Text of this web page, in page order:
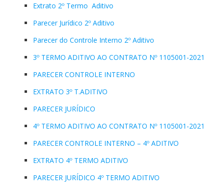
Extrato 2º Termo Aditivo
Parecer Jurídico 2º Aditivo
Parecer do Controle Interno 2º Aditivo
3º TERMO ADITIVO AO CONTRATO Nº 1105001-2021
PARECER CONTROLE INTERNO
EXTRATO 3º T.ADITIVO
PARECER JURÍDICO
4º TERMO ADITIVO AO CONTRATO Nº 1105001-2021
PARECER CONTROLE INTERNO – 4º ADITIVO
EXTRATO 4º TERMO ADITIVO
PARECER JURÍDICO 4º TERMO ADITIVO